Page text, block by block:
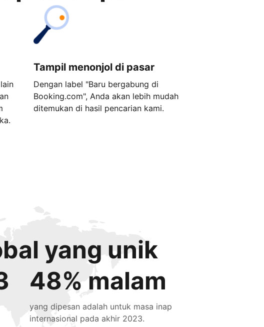
Tampil menonjol di pasar
Dengan label "Baru bergabung di
Booking.com", Anda akan lebih mudah
ditemukan di hasil pencarian kami.
yang unik
48% malam
yang dipesan adalah untuk masa inap
internasional pada akhir 2023.